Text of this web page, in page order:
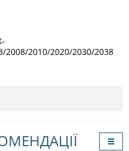
2008/2010/2020/2030/2038